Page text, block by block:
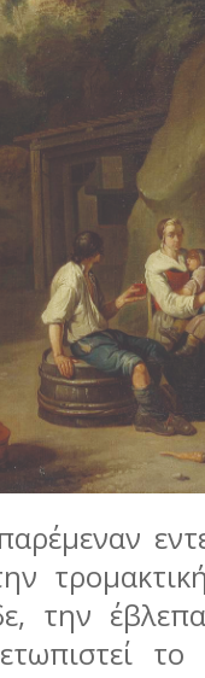
την